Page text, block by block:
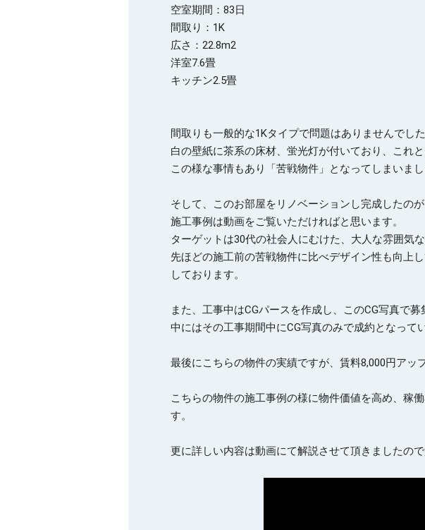
空室期間：83日
間取り：1K
広さ：22.8m2
洋室7.6畳
間取りも一般的な1Kタイプで問題はありませんでし
白の壁紙に茶系の床材、蛍光灯が付いており、これ
この様な事情もあり「苦戦物件」となってしまいまし
そして、このお部屋をリノベーションし完成したの
施工事例は動画をご覧いただければと思います。
ターゲットは30代の社会人にむけた、大人な雰囲気
先ほどの施工前の苦戦物件に比べデザイン性も向上
しております。
また、工事中はCGパースを作成し、このCG写真で募
中にはその工事期間中にCG写真のみで成約となって
最後にこちらの物件の実績ですが、賃料8,000円アッ
こちらの物件の施工事例の様に物件価値を高め、稼
す。
更に詳しい内容は動画にて解説させて頂きましたの